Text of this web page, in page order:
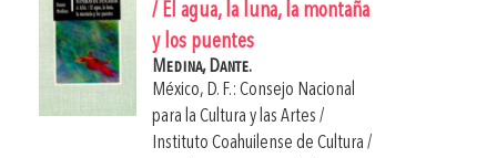
/ El agua, la luna, la montaña
y los puentes
Medina, Dante.
México, D. F.: Consejo Nacional
para la Cultura y las Artes /
Instituto Coahuilense de Cultura /